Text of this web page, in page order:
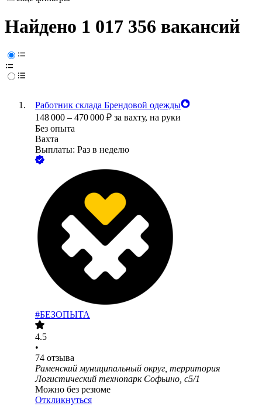
Найдено 1 017 356 вакансий
Работник склада Брендовой одежды
148 000 – 470 000 ₽ за вахту, на руки
Без опыта
Вахта
Выплаты: Раз в неделю
#БЕЗОПЫТА
4.5
•
74 отзыва
Раменский муниципальный округ, территория
Логистический технопарк Софьино, с5/1
Можно без резюме
Откликнуться